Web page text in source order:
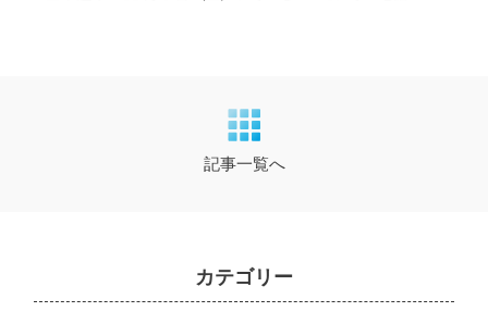
記事一覧へ
カテゴリー